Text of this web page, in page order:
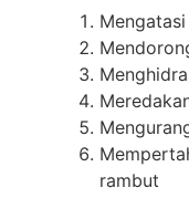
rambut